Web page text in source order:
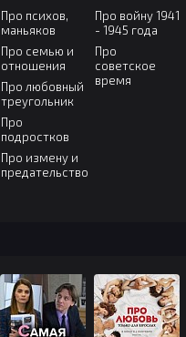
Про психов,
маньяков
Про семью и
отношения
Про любовный
треугольник
Про
подростков
Про измену и
предательство
Про войну 1941
- 1945 года
Про
советское
время